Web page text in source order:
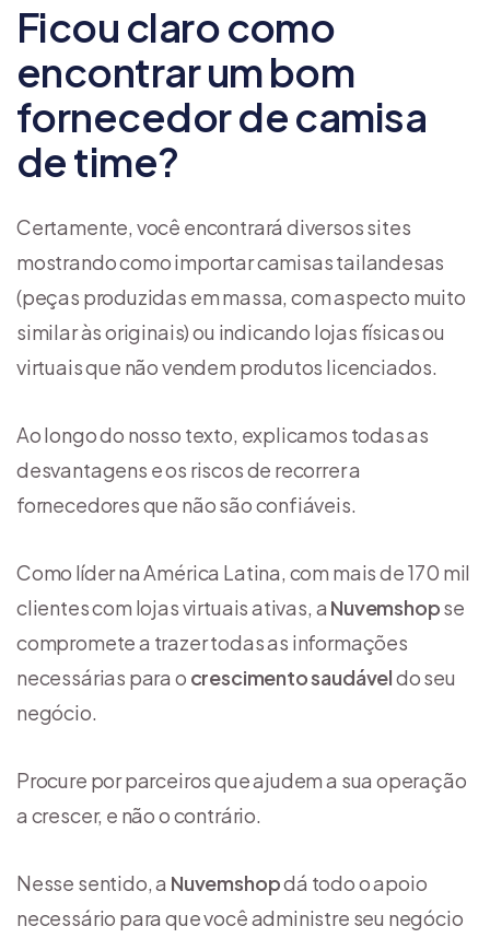
Ficou claro como
encontrar um bom
fornecedor de camisa
de time?
Certamente, você encontrará diversos sites
mostrando como importar camisas tailandesas
(peças produzidas em massa, com aspecto muito
similar às originais) ou indicando lojas físicas ou
virtuais que não vendem produtos licenciados.
Ao longo do nosso texto, explicamos todas as
desvantagens e os riscos de recorrer a
fornecedores que não são confiáveis.
Como líder na América Latina, com mais de 170 mil
clientes com lojas virtuais ativas, a Nuvemshopse
compromete a trazer todas as informações
necessárias para o crescimento saudáveldo seu
negócio.
Procure por parceiros que ajudem a sua operação
a crescer, e não o contrário.
Nesse sentido, a Nuvemshopdá todo o apoio
necessário para que você administre seu negócio